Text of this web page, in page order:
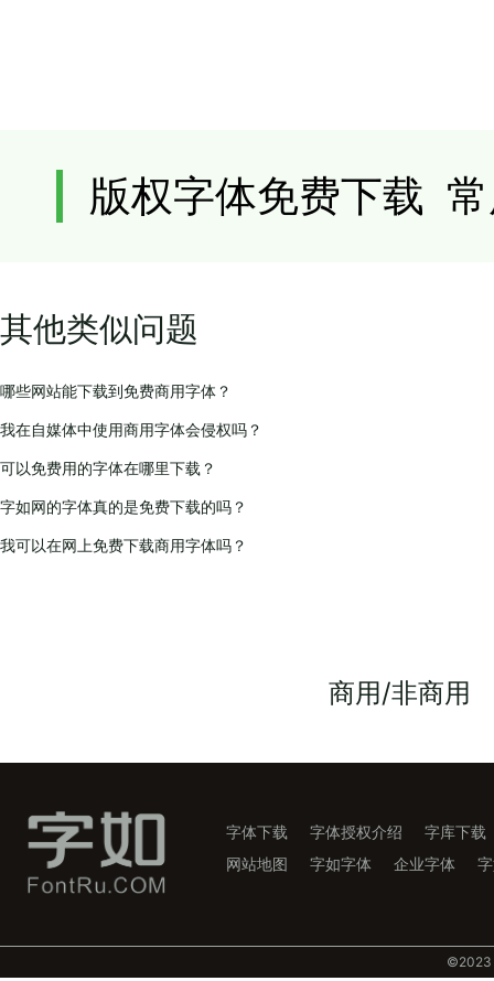
其他类似问题
哪些网站能下载到免费商用字体？
我在自媒体中使用商用字体会侵权吗？
可以免费用的字体在哪里下载？
字如网的字体真的是免费下载的吗？
我可以在网上免费下载商用字体吗？
商用/非商用
字体下载 字体授权介绍
字库下载
网站地图
字如字体 企业字体
©️2023